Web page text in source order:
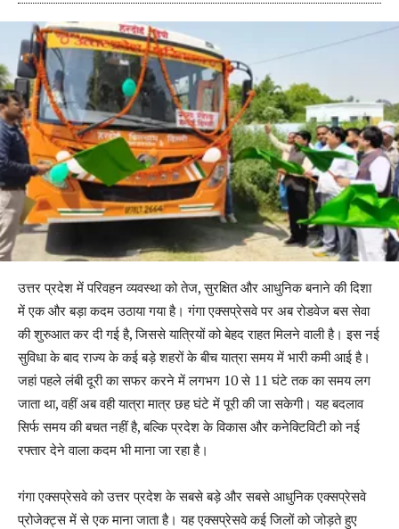
उत्तर प्रदेश में परिवहन व्यवस्था को तेज, सुरक्षित और आधुनिक बनाने की दिशा
में एक और बड़ा कदम उठाया गया है। गंगा एक्सप्रेसवे पर अब रोडवेज बस सेवा
की शुरुआत कर दी गई है, जिससे यात्रियों को बेहद राहत मिलने वाली है। इस नई
सुविधा के बाद राज्य के कई बड़े शहरों के बीच यात्रा समय में भारी कमी आई है।
जहां पहले लंबी दूरी का सफर करने में लगभग 10 से 11 घंटे तक का समय लग
जाता था, वहीं अब वही यात्रा मात्र छह घंटे में पूरी की जा सकेगी। यह बदलाव
सिर्फ समय की बचत नहीं है, बल्कि प्रदेश के विकास और कनेक्टिविटी को नई
रफ्तार देने वाला कदम भी माना जा रहा है।
गंगा एक्सप्रेसवे को उत्तर प्रदेश के सबसे बड़े और सबसे आधुनिक एक्सप्रेसवे
प्रोजेक्ट्स में से एक माना जाता है। यह एक्सप्रेसवे कई जिलों को जोड़ते हुए